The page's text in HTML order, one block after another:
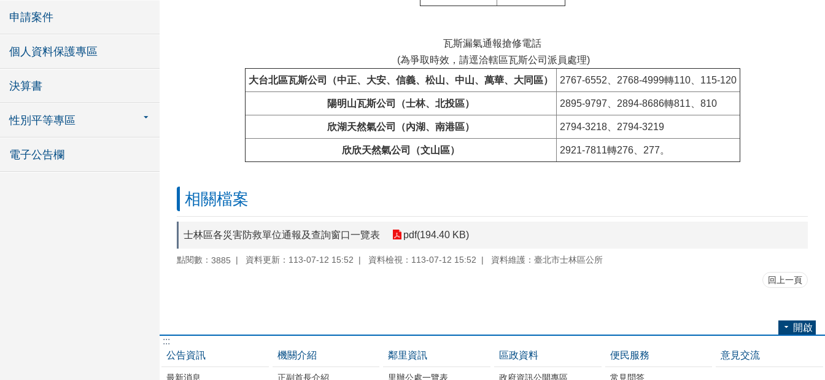
申請案件
個人資料保護專區
決算書
性別平等專區
電子公告欄
瓦斯漏氣通報搶修電話
(為爭取時效，請逕洽轄區瓦斯公司派員處理)
大台北區瓦斯公司（中正、大安、信義、松山、中山、萬華、大同區）
2767-6552、2768-4999轉110、115-120
陽明山瓦斯公司（士林、北投區） 2895-9797、2894-8686轉811、810
欣湖天然氣公司（內湖、南港區） 2794-3218、2794-3219
欣欣天然氣公司（文山區） 2921-7811轉276、277。
相關檔案
士林區各災害防救單位通報及查詢窗口一覽表 pdf(194.40 KB)
點閱數： 3885 資料更新：113-07-12 15:52 資料檢視：113-07-12 15:52 資料維護：臺北市士林區公所
回上一頁
開啟
:::
公告資訊
最新消息
機關介紹
正副首長介紹
鄰里資訊
里辦公處一覽表
區政資料
政府資訊公開專區
便民服務
常見問答
意見交流